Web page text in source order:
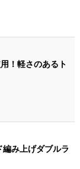
！軽さのあるト
編み上げダブルラ